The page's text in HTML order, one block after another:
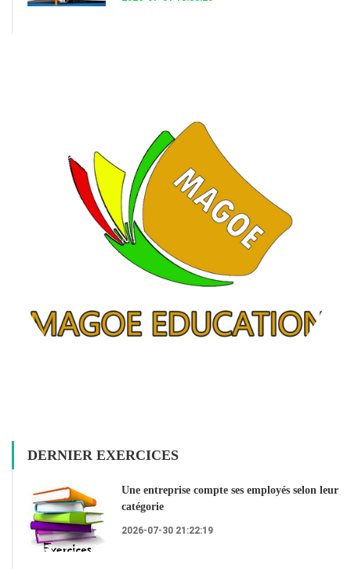
DERNIER EXERCICES
Une entreprise compte ses employés selon leur
catégorie
2026-07-30 21:22:19